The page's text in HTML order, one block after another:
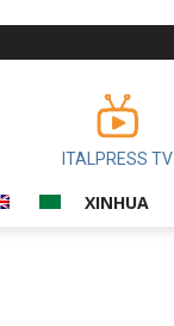
ITALPRESS TV
XINHUA